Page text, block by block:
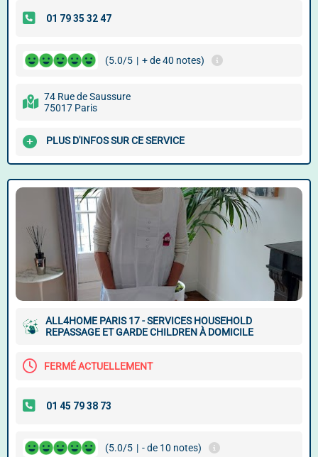
(5.0/5 | + de 40 notes)
74 Rue de Saussure
75017 Paris
PLUS D'INFOS SUR CE SERVICE
ALL4HOME PARIS 17 - SERVICES HOUSEHOLD
REPASSAGE ET GARDE CHILDREN À DOMICILE
FERMÉ ACTUELLEMENT
(5.0/5 | - de 10 notes)